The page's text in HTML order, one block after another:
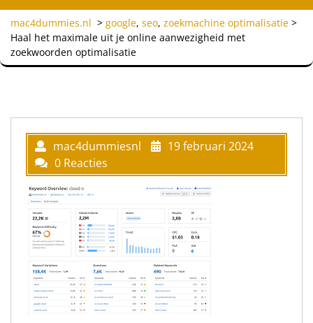
mac4dummies.nl > google, seo, zoekmachine optimalisatie >
Haal het maximale uit je online aanwezigheid met
zoekwoorden optimalisatie
mac4dummiesnl
19 februari 2024
0 Reacties